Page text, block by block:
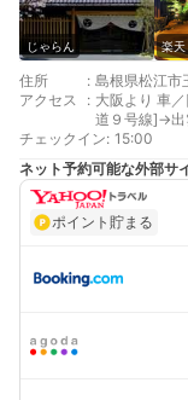
じゃらん 楽天
住所 : 島根県松江市
アクセス
: 大阪より 車
道９号線]→出
本線「玉造温
広島より 車
玉湯ＩＣ～[
山陰本線→「
最寄り駅１ 玉
補足 車／出
用の場合は
ば、スタッフ
入る時間帯
チェックイン: 15:00
ネット予約可能な外部サ
ポイント貯まる